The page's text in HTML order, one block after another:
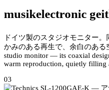
musikelectronic
ドイツ製のスタジオモニター
かみのある再生で、余白のある
studio monitor — its coaxial
warm reproduction, quietly filling
03